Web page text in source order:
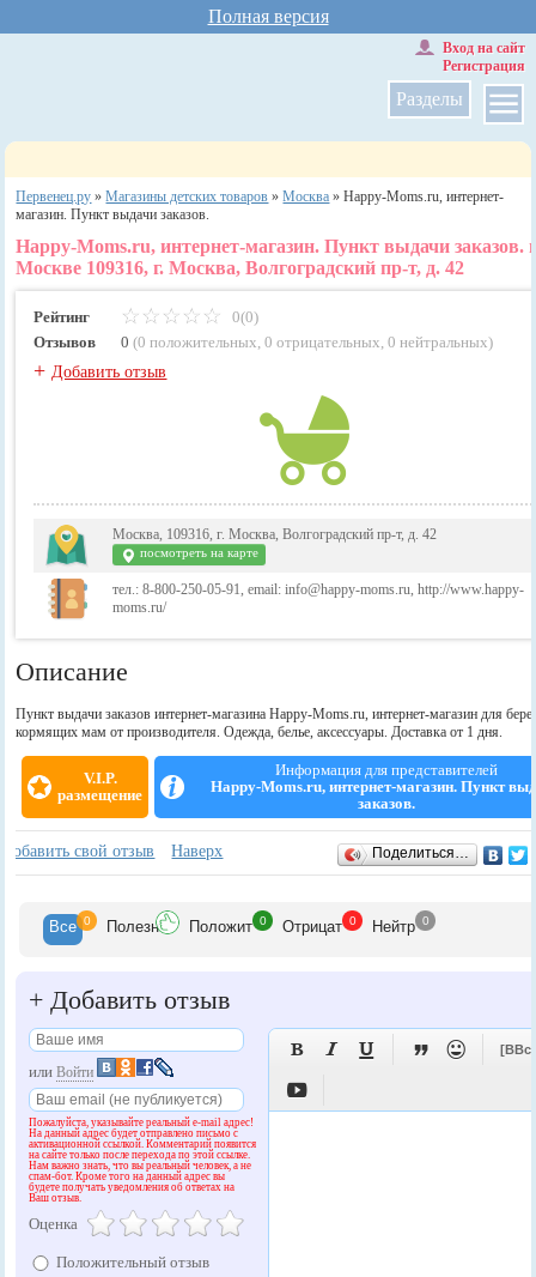
Полная версия
Разделы
Вход на сайт
Регистрация
Первенец.ру »Магазины детских товаров »Москва »Happy-Moms.ru, интернет-
магазин. Пункт выдачи заказов.
Happy-Moms.ru, интернет-магазин. Пункт выдачи заказов.
Москве 109316, г. Москва, Волгоградский пр-т, д. 42
Рейтинг
0(0)
Отзывов
0 (0 положительных,0 отрицательных,0 нейтральных)
+Добавить отзыв
Москва, 109316, г. Москва, Волгоградский пр-т, д. 42
посмотреть на карте
тел.: 8-800-250-05-91, email: info@happy-moms.ru, http://www.happy-
moms.ru/
Описание
Пункт выдачи заказов интернет-магазина Happy-Moms.ru, интернет-магазин для
кормящих мам от производителя. Одежда, белье, аксессуары. Доставка от 1 дня.
V.I.P.
размещение
Информация для представителей
Happy-Moms.ru, интернет-магазин. Пункт
заказов.
Отзывы
Добавить свой отзыв Наверх Поделиться…
Все 0 Полезн Положит 0 Отрицат 0 Нейтр 0
+ Добавить отзыв
илиВойти
Пожалуйста, указывайте реальный e-mail адрес!
На данный адрес будет отправлено письмо с
активационной ссылкой. Комментарий появится
на сайте только после перехода по этой ссылке.
Нам важно знать, что вы реальный человек, а не
спам-бот. Кроме того на данный адрес вы
будете получать уведомления об ответах на
Ваш отзыв.
Оценка
Положительный отзыв
   

